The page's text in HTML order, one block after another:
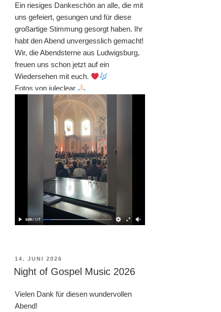
Ein riesiges Dankeschön an alle, die mit
uns gefeiert, gesungen und für diese
großartige Stimmung gesorgt haben. Ihr
habt den Abend unvergesslich gemacht!
Wir, die Abendsterne aus Ludwigsburg,
freuen uns schon jetzt auf ein
Wiedersehen mit euch.
Fotos von juleclear
VERÖFFENTLICHT
AM
14. JUNI 2026
Night of Gospel Music 2026
Vielen Dank für diesen wundervollen
Abend!